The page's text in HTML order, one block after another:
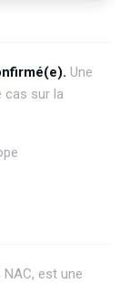
Une
cas sur la
NAC, est une